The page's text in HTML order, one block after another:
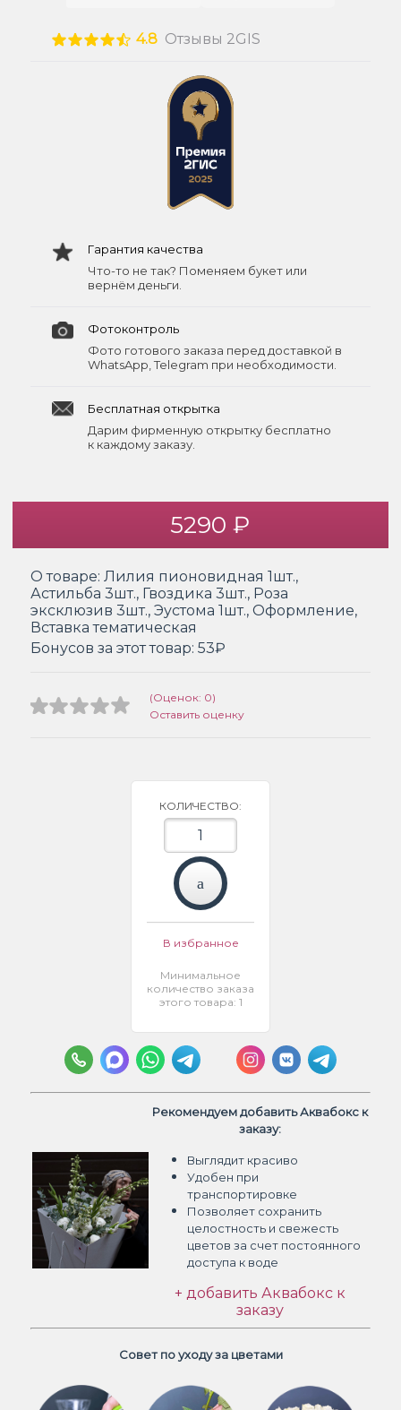
4.8 Отзывы 2GIS
Гарантия качества
Что-то не так? Поменяем букет или
вернём деньги.
Фотоконтроль
Фото готового заказа перед доставкой в
WhatsApp, Telegram при необходимости.
Бесплатная открытка
Дарим фирменную открытку бесплатно
к каждому заказу.
5290 ₽
О товаре: Лилия пионовидная 1шт.,
Астильба 3шт., Гвоздика 3шт., Роза
эксклюзив 3шт., Эустома 1шт., Оформление,
Вставка тематическая
Бонусов за этот товар: 53₽
(Оценок: 0)
Оставить оценку
КОЛИЧЕСТВО:
В избранное
Минимальное
количество заказа
этого товара: 1
Рекомендуем добавить Аквабокс к
заказу:
Выглядит красиво
Удобен при
транспортировке
Позволяет сохранить
целостность и свежесть
цветов за счет постоянного
доступа к воде
+ добавить Аквабокс к
заказу
Совет по уходу за цветами